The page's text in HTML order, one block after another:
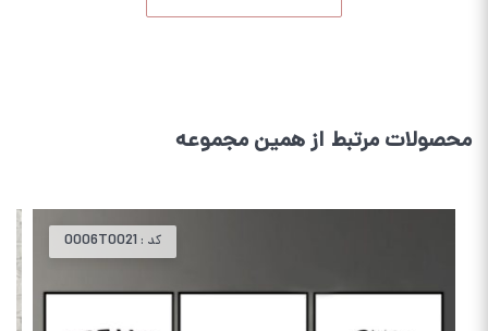
محصولات مرتبط از همین مجموعه
کد :